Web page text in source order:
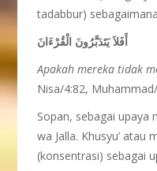
tadabbur)
أَفَلاَ يَتَدَبَّرُونَ الْقُرْءَانَ
Apakah mereka tidak
Nisa/4:82,
Sopan, sebagai upaya
wa Jalla. Khusyu’ atau
(konsentrasi) sebagai